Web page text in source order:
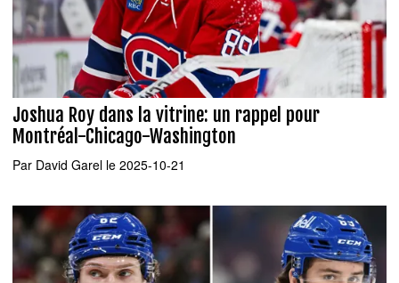
Joshua Roy dans la vitrine: un rappel pour
Montréal-Chicago-Washington
Par David Garel le 2025-10-21